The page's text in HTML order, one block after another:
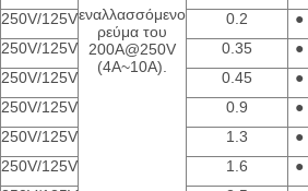
εναλλασσόμενο
ρεύμα του
200A@250V
(4A~10A).
250V/125V 0.2
●
250V/125V 0.35
●
250V/125V 0.45
●
250V/125V 0.9
●
250V/125V 1.3
●
250V/125V 1.6
●